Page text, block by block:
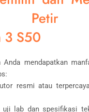
Petir
3 S50
Anda mendapatkan
resmi atau
uji lab dan spesifikasi